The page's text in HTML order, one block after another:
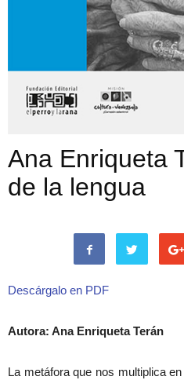
Ana Enriqueta
de la lengua
Descárgalo en PDF
Autora: Ana Enriqueta Terán
La metáfora que nos multiplica